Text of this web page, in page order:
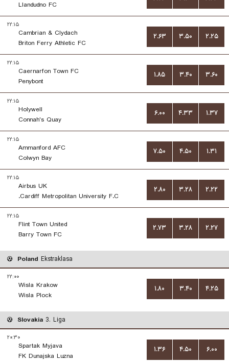
Llandudno FC
۲۲:۱۵
Cambrian & Clydach
Briton Ferry Athletic FC
۲.۶۳ ۳.۵۰ ۲.۲۵
۲۲:۱۵
Caernarfon Town FC
Penybont
۱.۸۵ ۳.۴۰ ۳.۶۰
۲۲:۱۵
Holywell
Connah's Quay
۶.۰۰ ۴.۳۳ ۱.۳۷
۲۲:۱۵
Ammanford AFC
Colwyn Bay
۷.۵۰ ۴.۵۰ ۱.۳۱
۲۲:۱۵
Airbus UK
Cardiff Metropolitan University F.C.
۲.۸۰ ۳.۲۸ ۲.۲۲
۲۲:۱۵
Flint Town United
Barry Town FC
۲.۷۳ ۳.۲۸ ۲.۲۷
Poland Ekstraklasa
۲۲:۰۰
Wisla Krakow
Wisla Plock
۱.۸۰ ۳.۴۰ ۴.۲۵
Slovakia 3. Liga
۲۰:۳۰
Spartak Myjava
FK Dunajska Luzna
۱.۳۶ ۴.۵۰ ۶.۰۰